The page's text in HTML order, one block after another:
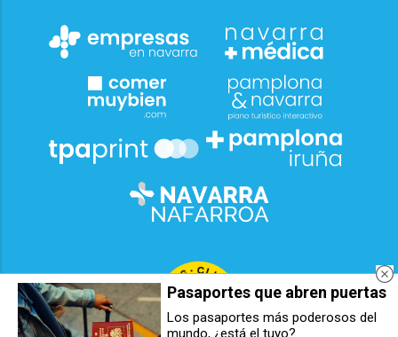
Pasaportes que abren puertas
Los pasaportes más poderosos del
mundo, ¿está el tuyo?